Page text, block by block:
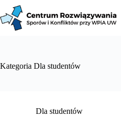
Kategoria Dla studentów
Dla studentów